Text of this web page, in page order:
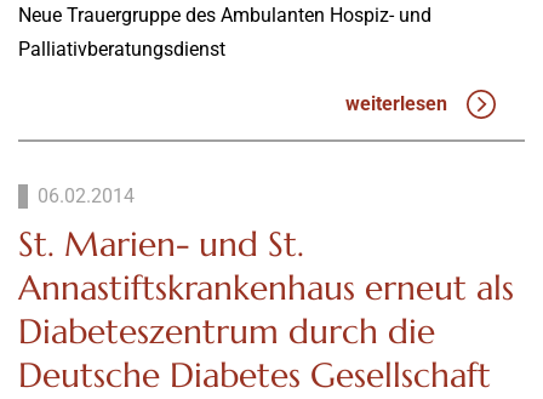
Neue Trauergruppe des Ambulanten Hospiz- und
Palliativberatungsdienst
weiterlesen
06.02.2014
St. Marien- und St.
Annastiftskrankenhaus erneut als
Diabeteszentrum durch die
Deutsche Diabetes Gesellschaft